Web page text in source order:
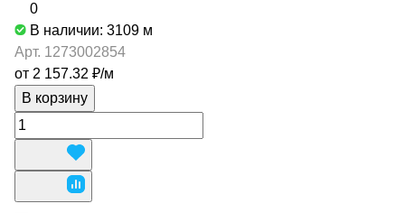
0
В наличии: 3109 м
Арт. 1273002854
от 2 157.32 ₽/м
В корзину